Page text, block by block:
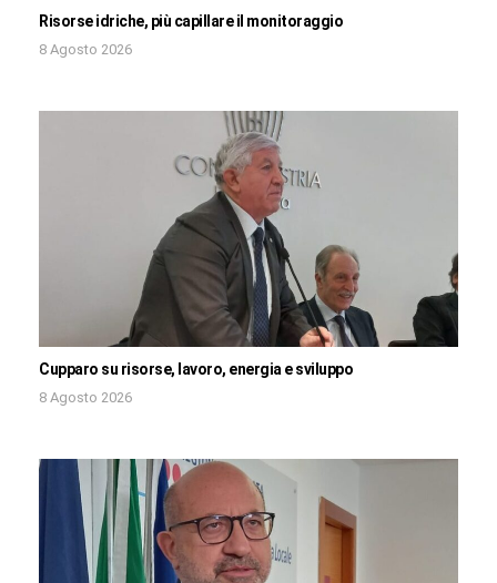
Risorse idriche, più capillare il monitoraggio
8 Agosto 2026
Cupparo su risorse, lavoro, energia e sviluppo
8 Agosto 2026